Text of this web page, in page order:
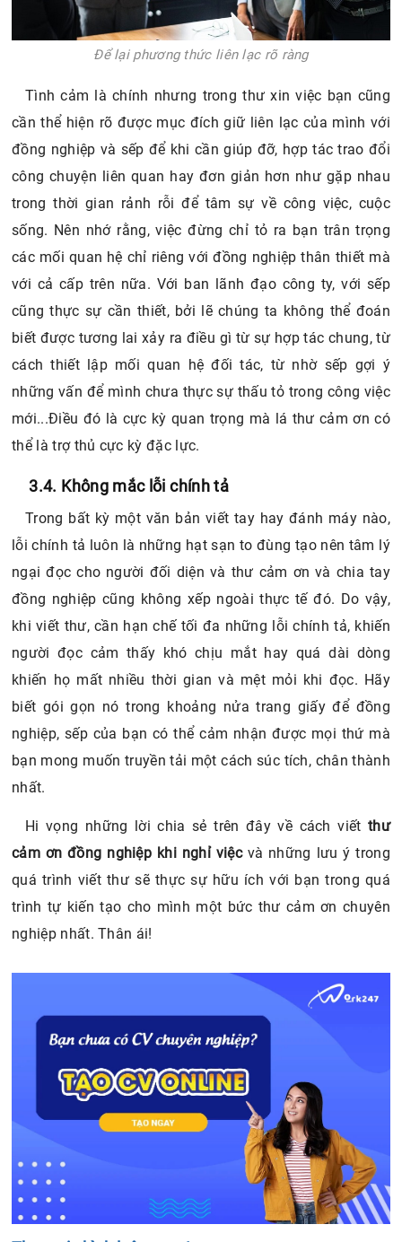
Để lại phương thức liên lạc rõ ràng
Tình cảm là chính nhưng trong thư xin việc bạn cũng
cần thể hiện rõ được mục đích giữ liên lạc của mình với
đồng nghiệp và sếp để khi cần giúp đỡ, hợp tác trao đổi
công chuyện liên quan hay đơn giản hơn như gặp nhau
trong thời gian rảnh rỗi để tâm sự về công việc, cuộc
sống. Nên nhớ rằng, việc đừng chỉ tỏ ra bạn trân trọng
các mối quan hệ chỉ riêng với đồng nghiệp thân thiết mà
với cả cấp trên nữa. Với ban lãnh đạo công ty, với sếp
cũng thực sự cần thiết, bởi lẽ chúng ta không thể đoán
biết được tương lai xảy ra điều gì từ sự hợp tác chung, từ
cách thiết lập mối quan hệ đối tác, từ nhờ sếp gợi ý
những vấn để mình chưa thực sự thấu tỏ trong công việc
mới...Điều đó là cực kỳ quan trọng mà lá thư cảm ơn có
thể là trợ thủ cực kỳ đặc lực.
3.4. Không mắc lỗi chính tả
Trong bất kỳ một văn bản viết tay hay đánh máy nào,
lỗi chính tả luôn là những hạt sạn to đùng tạo nên tâm lý
ngại đọc cho người đối diện và thư cảm ơn và chia tay
đồng nghiệp cũng không xếp ngoài thực tế đó. Do vậy,
khi viết thư, cần hạn chế tối đa những lỗi chính tả, khiến
người đọc cảm thấy khó chịu mắt hay quá dài dòng
khiến họ mất nhiều thời gian và mệt mỏi khi đọc. Hãy
biết gói gọn nó trong khoảng nửa trang giấy để đồng
nghiệp, sếp của bạn có thể cảm nhận được mọi thứ mà
bạn mong muốn truyền tải một cách súc tích, chân thành
nhất.
Hi vọng những lời chia sẻ trên đây về cách viếtthư
cảm ơn đồng nghiệp khi nghỉ việcvà những lưu ý trong
quá trình viết thư sẽ thực sự hữu ích với bạn trong quá
trình tự kiến tạo cho mình một bức thư cảm ơn chuyên
nghiệp nhất. Thân ái!